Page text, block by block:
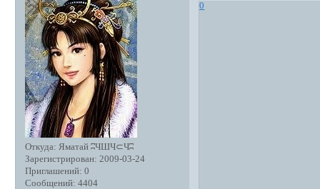
Откуда: Яматай ʭЧШЧ⊂Чʭ
Зарегистрирован: 2009-03-24
Приглашений: 0
Сообщений: 4404
0